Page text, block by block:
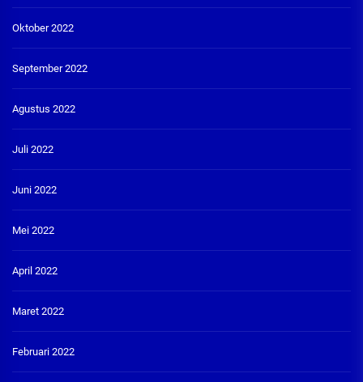
Oktober 2022
September 2022
Agustus 2022
Juli 2022
Juni 2022
Mei 2022
April 2022
Maret 2022
Februari 2022